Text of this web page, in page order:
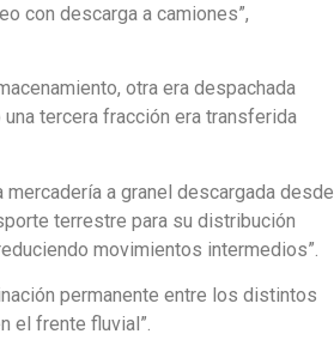
con descarga a camiones”,
otra era despachada
tercera fracción era transferida
mercadería a granel descargada desde
terrestre para su distribución
movimientos intermedios”.
permanente entre los distintos
el frente fluvial”.